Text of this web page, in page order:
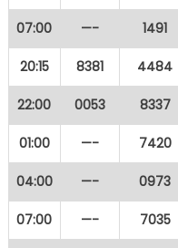
07:00 —- 1491
20:15 8381 4484
22:00 0053 8337
01:00 —- 7420
04:00 —- 0973
07:00 —- 7035